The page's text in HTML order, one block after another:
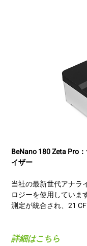
BeNano 180 Zeta Pro
イザー
当社の最新世代アナラ
ロジーを使用していま
測定が統合され、21
詳細はこちら